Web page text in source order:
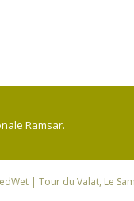
Ramsar.
| Tour du Valat, Le